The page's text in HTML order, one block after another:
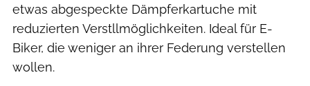
etwas abgespeckte Dämpferkartuche mit
reduzierten Verstllmöglichkeiten. Ideal für E-
Biker, die weniger an ihrer Federung verstellen
wollen.